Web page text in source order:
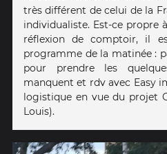
très différent de celui de la
individualiste. Est-ce propre
réflexion de comptoir, il
programme de la matinée :
pour prendre les
manquent et rdv avec Easy
logistique en vue du projet
Louis).